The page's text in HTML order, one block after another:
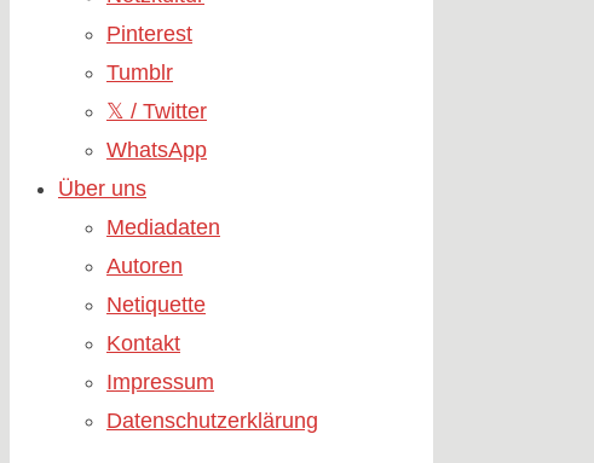
Pinterest
Tumblr
𝕏 / Twitter
WhatsApp
Über uns
Mediadaten
Autoren
Netiquette
Kontakt
Impressum
Datenschutzerklärung